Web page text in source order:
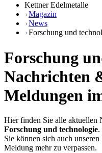
Kettner Edelmetalle
Magazin
News
Forschung und
Forschung
Nachrichten
Meldungen
Hier finden Sie alle aktuellen
Forschung und technologie.
Sie können sich auch
Meldung mehr zu verpassen.